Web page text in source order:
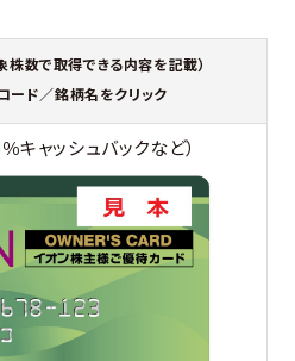
株数で取得できる内容を記載）
ド／銘柄名をクリック
キャッシュバックなど）